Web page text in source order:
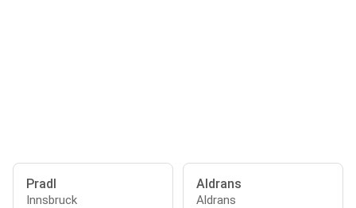
Pradl
Innsbruck
Aldrans
Aldrans